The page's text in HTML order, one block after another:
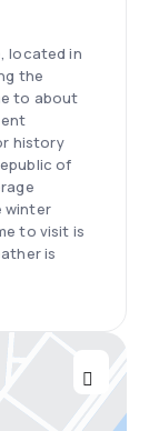
located in
the
to about
history
of
winter
to visit is
is